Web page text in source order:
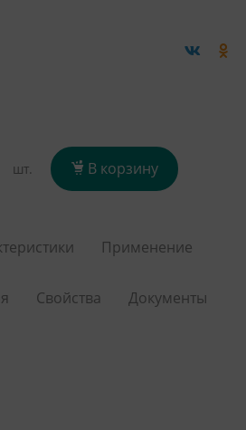
шт. В корзину
Применение
Свойства Документы